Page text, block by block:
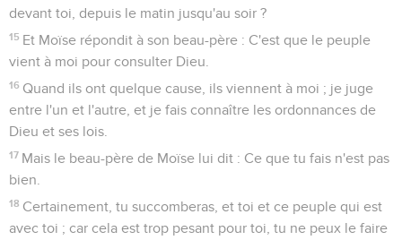
devant toi, depuis le matin jusqu'au soir ?
15 Et Moïse répondit à son beau-père : C'est que le peuple
vient à moi pour consulter Dieu.
16 Quand ils ont quelque cause, ils viennent à moi ; je juge
entre l'un et l'autre, et je fais connaître les ordonnances de
Dieu et ses lois.
17 Mais le beau-père de Moïse lui dit : Ce que tu fais n'est pas
bien.
18 Certainement, tu succomberas, et toi et ce peuple qui est
avec toi ; car cela est trop pesant pour toi, tu ne peux le faire